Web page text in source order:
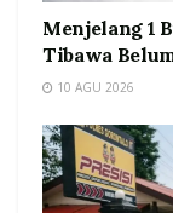
Menjelang 1
Tibawa
10 AGU 2026